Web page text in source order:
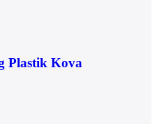
Plastik Kova